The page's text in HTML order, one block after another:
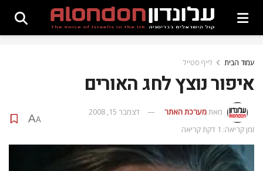
עמוד הבית לייף סטייל
איפור נוצץ לחג האורים
מאתמערכת האתר
דצמבר 15, 2008
זמן קריאה: 1 דקת קריאה
A
A